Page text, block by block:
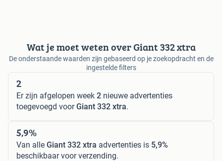
Wat je moet weten over Giant 332 xtra
De onderstaande waarden zijn gebaseerd op je zoekopdracht en de
ingestelde filters
2
Er zijn afgelopen week 2 nieuwe advertenties
toegevoegd voorGiant 332 xtra.
5,9%
Van alle Giant 332 xtra advertenties is 5,9%
beschikbaar voor verzending.